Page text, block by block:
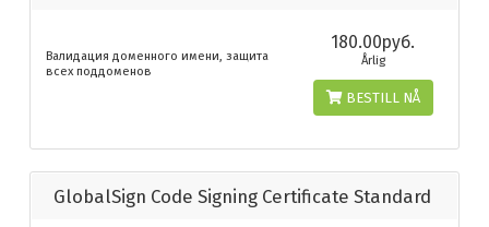
Валидация доменного имени, защита
всех поддоменов
180.00руб.
Årlig
BESTILL NÅ
GlobalSign Code Signing Certificate Standard